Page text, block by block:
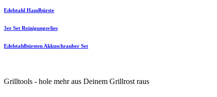
Edelstahl Handbürste
3er Set Reinigungsvlies
Edelstahlbürsten Akkuschrauber Set
Grilltools - hole mehr aus Deinem Grillrost raus